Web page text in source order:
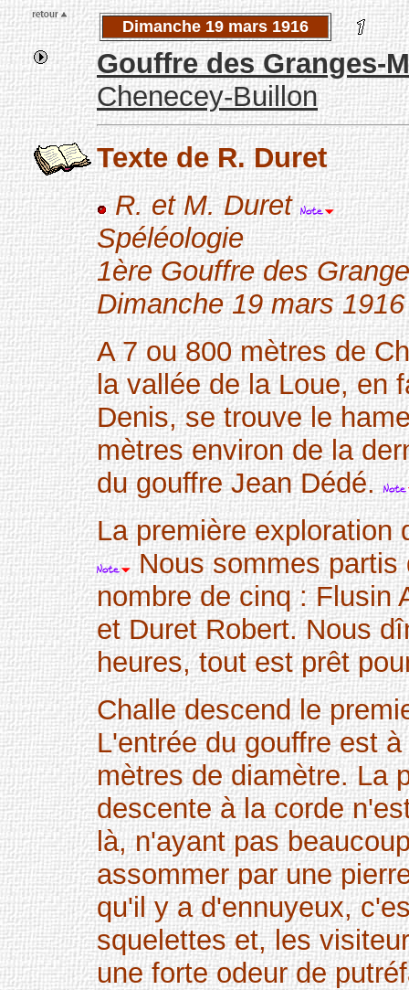
Dimanche 19 mars 1916
Gouffre des Granges-
Chenecey-Buillon
Texte de R. Duret
R. et M. Duret
Spéléologie
1ère Gouffre des
Dimanche 19 mars 1916
A 7 ou 800 mètres de
la vallée de la Loue, en
Denis, se trouve le
mètres environ de la
du gouffre Jean Dédé.
La première exploration
Nous sommes partis
nombre de cinq : Flusin
et Duret Robert. Nous
heures, tout est prêt
Challe descend le
L'entrée du gouffre est
mètres de diamètre. La
descente à la corde
là, n'ayant pas
assommer par une
qu'il y a d'ennuyeux,
squelettes et, les
une forte odeur de